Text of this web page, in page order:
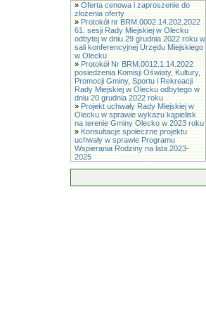
» Oferta cenowa i zaproszenie do
złożenia oferty
» Protokół nr BRM.0002.14.202.2022
61. sesji Rady Miejskiej w Olecku
odbytej w dniu 29 grudnia 2022 roku w
sali konferencyjnej Urzędu Miejskiego
w Olecku
» Protokół Nr BRM.0012.1.14.2022
posiedzenia Komisji Oświaty, Kultury,
Promocji Gminy, Sportu i Rekreacji
Rady Miejskiej w Olecku odbytego w
dniu 20 grudnia 2022 roku
» Projekt uchwały Rady Miejskiej w
Olecku w sprawie wykazu kąpielisk
na terenie Gminy Olecko w 2023 roku
» Konsultacje społeczne projektu
uchwały w sprawie Programu
Wspierania Rodziny na lata 2023-
2025